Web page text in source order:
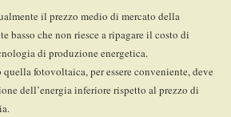
il prezzo medio di mercato della
basso che non riesce a ripagare il costo di
di produzione energetica.
fotovoltaica, per essere conveniente, deve
dell’energia inferiore rispetto al prezzo di